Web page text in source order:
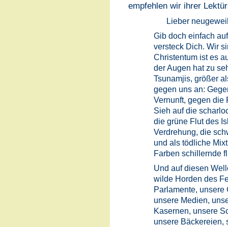
empfehlen wir ihrer
Lieber
Gib doch einfach
versteck Dich. Wir
Christentum ist es
der Augen hat zu
Tsunamjis, größer
gegen uns an:
Vernunft, gegen die
Sieh auf die
die grüne Flut des
Verdrehung, die
und als tödliche
Farben schillernde
Und auf diesen
wilde Horden des
Parlamente, unsere
unsere Medien,
Kasernen, unsere
unsere Bäckereien,